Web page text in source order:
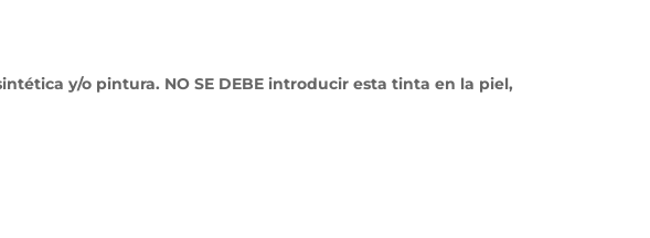
y/o pintura. NO SE DEBE introducir esta tinta en la piel,